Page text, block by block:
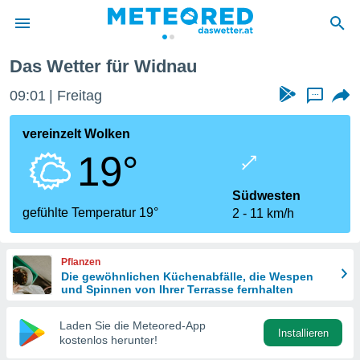
wurde
dass
sind.
diese
Das Wetter für Widnau
09:01 Freitag ...
vereinzelt Wolken
19°
gefühlte Temperatur 19°
Südwesten
2
11 km/h
Pflanzen
Die gewöhnlichen Küchenabfälle, die Wespen
und Spinnen von Ihrer Terrasse fernhalten
Laden Sie die Meteored-App
kostenlos herunter!
Installieren